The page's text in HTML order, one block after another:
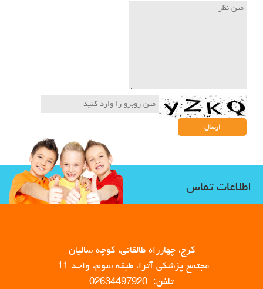
اطلاعات تماس
کرج، چهارراه طالقانی، کوچه سالیان
مجتمع پزشکی آترا، طبقه سوم، واحد 11
تلفن: 02634497920